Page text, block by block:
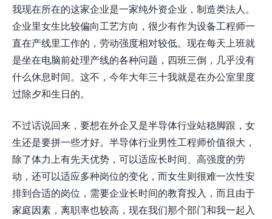
我现在所在的这家企业是一家纯外资企业，制造类法人。
企业里女生比较偏向工艺方向，很少有作为设备工程师一
直在产线里工作的，劳动强度相对较低。现在每天上班就
是坐在电脑前处理产线的各种问题，四班三倒，几乎没有
什么休息时间。这不，今年大年三十我就是在办公室里度
过除夕和生日的。
不过话说回来，要想在外企又是半导体行业站稳脚跟，女
生还是要拼一些才好。半导体行业男性工程师价值很大，
除了体力上有先天优势，可以适应长时间、高强度的劳
动，还可以适应多种岗位的变化，而女生则很难一次性安
排到合适的岗位，需要企业长时间的教育投入，而且由于
家庭因素，离职率也较高，现在我们那个部门和我一起入